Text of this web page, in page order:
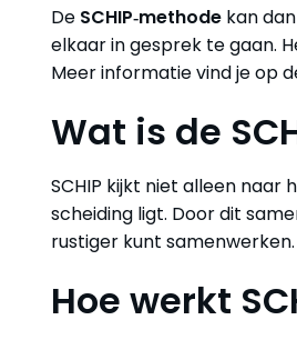
De SCHIP‑methodekan
elkaar in gesprek te gaan.
Meer informatie vind je op
Wat is de
SCHIP kijkt niet alleen
scheiding ligt. Door dit
rustiger kunt samenwerken.
Hoe werkt